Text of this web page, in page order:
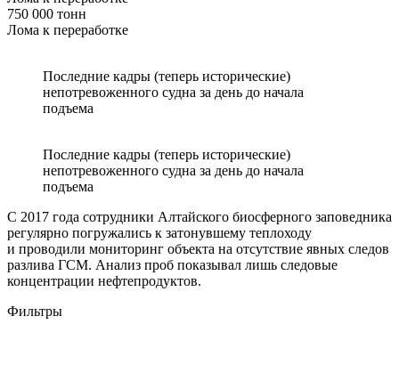
750 000 тонн
Лома к переработке
Последние кадры (теперь исторические)
непотревоженного судна за день до начала
подъема
Последние кадры (теперь исторические)
непотревоженного судна за день до начала
подъема
С 2017 года сотрудники Алтайского биосферного заповедника
регулярно погружались к затонувшему теплоходу
и проводили мониторинг объекта на отсутствие явных следов
разлива ГСМ. Анализ проб показывал лишь следовые
концентрации нефтепродуктов.
Фильтры